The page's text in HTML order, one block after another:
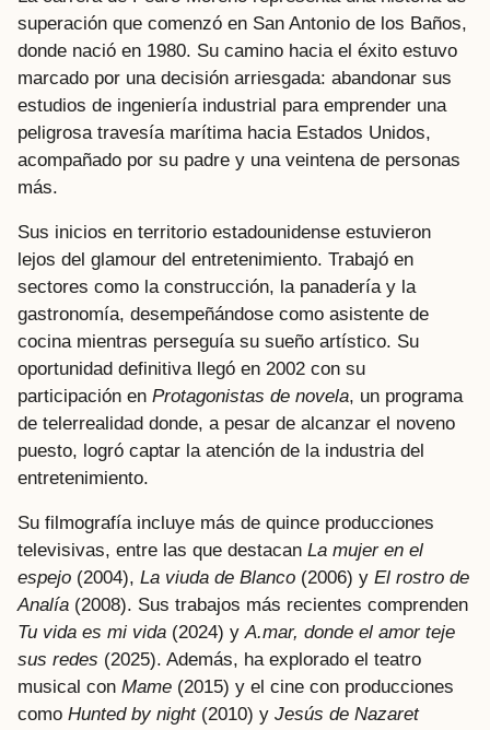
superación que comenzó en San Antonio de los Baños,
donde nació en 1980. Su camino hacia el éxito estuvo
marcado por una decisión arriesgada: abandonar sus
estudios de ingeniería industrial para emprender una
peligrosa travesía marítima hacia Estados Unidos,
acompañado por su padre y una veintena de personas
más.
Sus inicios en territorio estadounidense estuvieron
lejos del glamour del entretenimiento. Trabajó en
sectores como la construcción, la panadería y la
gastronomía, desempeñándose como asistente de
cocina mientras perseguía su sueño artístico. Su
oportunidad definitiva llegó en 2002 con su
participación en Protagonistas de novela, un programa
de telerrealidad donde, a pesar de alcanzar el noveno
puesto, logró captar la atención de la industria del
entretenimiento.
Su filmografía incluye más de quince producciones
televisivas, entre las que destacan La mujer en el
espejo (2004), La viuda de Blanco (2006) y El rostro de
Analía (2008). Sus trabajos más recientes comprenden
Tu vida es mi vida (2024) yA.mar, donde el amor teje
sus redes (2025). Además, ha explorado el teatro
musical con Mame (2015) y el cine con producciones
como Hunted by night(2010) y Jesús de Nazaret